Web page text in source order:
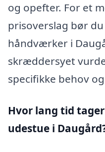
og opefter. For et
prisoverslag bør
håndværker i
skræddersyet
specifikke behov
Hvor lang tid
udestue i